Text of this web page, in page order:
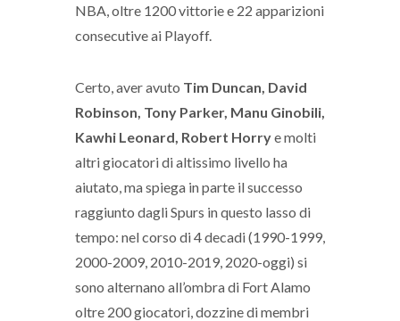
NBA, oltre 1200 vittorie e 22 apparizioni
consecutive ai Playoff.
Certo, aver avuto Tim Duncan, David
Robinson, Tony Parker, Manu Ginobili,
Kawhi Leonard, Robert Horrye molti
altri giocatori di altissimo livello ha
aiutato, ma spiega in parte il successo
raggiunto dagli Spurs in questo lasso di
tempo: nel corso di 4 decadi (1990-1999,
2000-2009, 2010-2019, 2020-oggi) si
sono alternano all’ombra di Fort Alamo
oltre 200 giocatori, dozzine di membri